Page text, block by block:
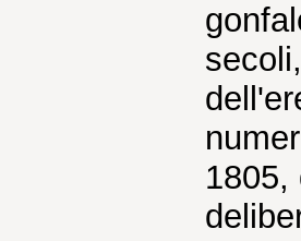
1805,